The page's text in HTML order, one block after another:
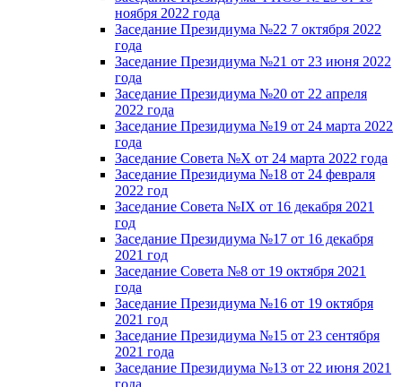
ноября 2022 года
Заседание Президиума №22 7 октября 2022
года
Заседание Президиума №21 от 23 июня 2022
года
Заседание Президиума №20 от 22 апреля
2022 года
Заседание Президиума №19 от 24 марта 2022
года
Заседание Совета №X от 24 марта 2022 года
Заседание Президиума №18 от 24 февраля
2022 год
Заседание Совета №IX от 16 декабря 2021
год
Заседание Президиума №17 от 16 декабря
2021 год
Заседание Совета №8 от 19 октября 2021
года
Заседание Президиума №16 от 19 октября
2021 год
Заседание Президиума №15 от 23 сентября
2021 года
Заседание Президиума №13 от 22 июня 2021
года